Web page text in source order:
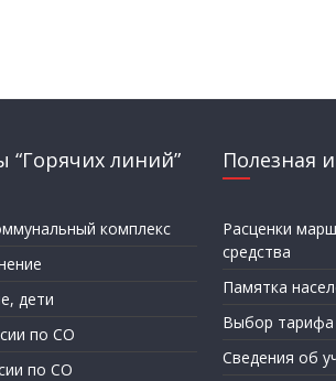
“Горячих линий”
комплекс
дети
по СО
по СО
Полезная
Расценки
средства
Памятка
Выбор тарифа
Сведения об